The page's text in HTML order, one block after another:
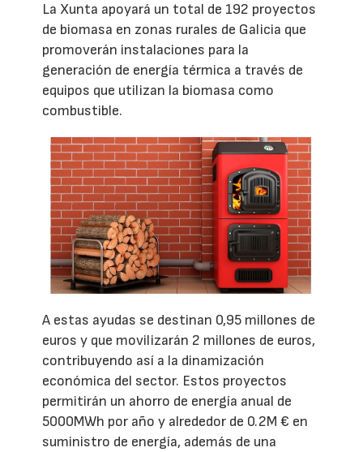
La Xunta apoyará un total de 192 proyectos
de biomasa en zonas rurales de Galicia que
promoverán instalaciones para la
generación de energía térmica a través de
equipos que utilizan la biomasa como
combustible.
A estas ayudas se destinan 0,95 millones de
euros y que movilizarán 2 millones de euros,
contribuyendo así a la dinamización
económica del sector. Estos proyectos
permitirán un ahorro de energía anual de
5000MWh por año y alrededor de 0.2M € en
suministro de energía, además de una